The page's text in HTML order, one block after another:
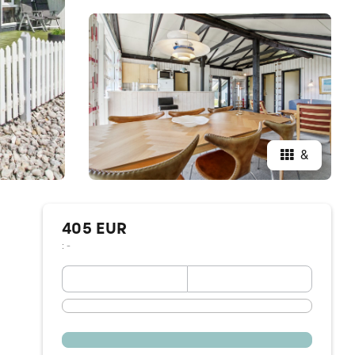
&
405 EUR
: -